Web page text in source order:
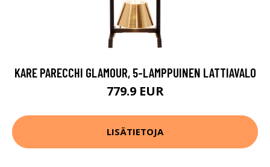
KARE PARECCHI GLAMOUR, 5-LAMPPUINEN LATTIAVALO
779.9 EUR
LISÄTIETOJA